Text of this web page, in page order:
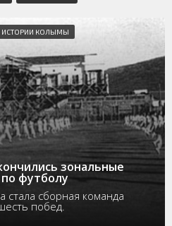
ИСТОРИИ КОЛЫМЫ
зональные
футболу
сборная команда
побед.